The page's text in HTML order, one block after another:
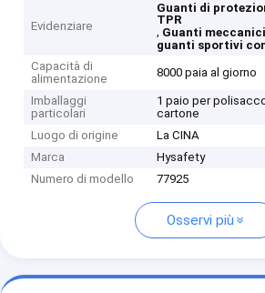
Evidenziare
Guanti di
TPR
, Guanti
guanti sportivi
Capacità di
alimentazione
8000 paia al giorno
Imballaggi
particolari
1 paio per
cartone
Luogo di origine
La CINA
Marca
Hysafety
Numero di modello
77925
Osservi più